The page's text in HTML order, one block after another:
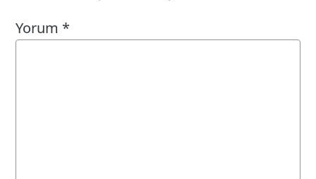
Yorum *